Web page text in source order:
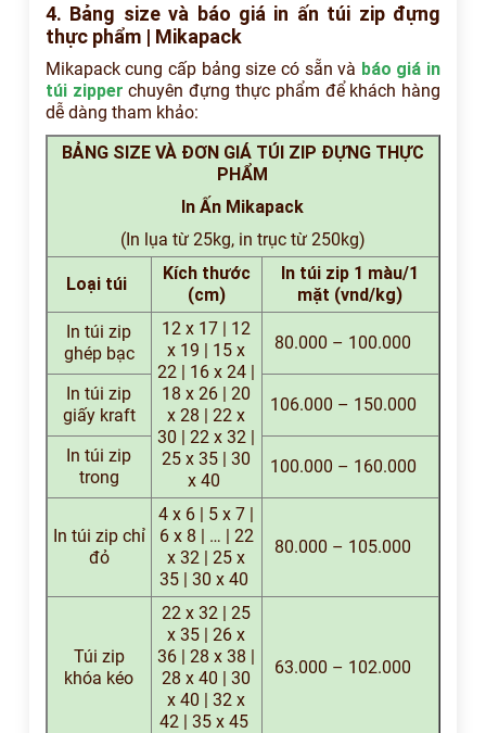
4. Bảng size và báo giá in ấn túi zip đựng
thực phẩm | Mikapack
Mikapack cung cấp bảng size có sẵn và báo giá in
túi zipper chuyên đựng thực phẩm để khách hàng
dễ dàng tham khảo:
BẢNG SIZE VÀ ĐƠN GIÁ TÚI ZIP ĐỰNG THỰC
PHẨM
In Ấn Mikapack
(In lụa từ 25kg, in trục từ 250kg)
Loại túi
Kích thước
(cm)
In túi zip 1 màu/1
mặt (vnd/kg)
In túi zip
ghép bạc
12 x 17 | 12
x 19 | 15 x
22 | 16 x 24 |
18 x 26 | 20
x 28 | 22 x
30 | 22 x 32 |
25 x 35 | 30
x 40
80.000 – 100.000
In túi zip
giấy kraft
106.000 – 150.000
In túi zip
trong
100.000 – 160.000
In túi zip chỉ
đỏ
4 x 6 | 5 x 7 |
6 x 8 | … | 22
x 32 | 25 x
35 | 30 x 40
80.000 – 105.000
Túi zip
khóa kéo
22 x 32 | 25
x 35 | 26 x
36 | 28 x 38 |
28 x 40 | 30
x 40 | 32 x
42 | 35 x 45
63.000 – 102.000